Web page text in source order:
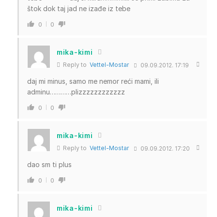
štok dok taj jad ne izađe iz tebe
0 0
mika-kimi
Reply to Vettel-Mostar 09.09.2012. 17:19
daj mi minus, samo me nemor reći mami, ili
adminu…………plizzzzzzzzzzzz
0 0
mika-kimi
Reply to Vettel-Mostar 09.09.2012. 17:20
dao sm ti plus
0 0
mika-kimi